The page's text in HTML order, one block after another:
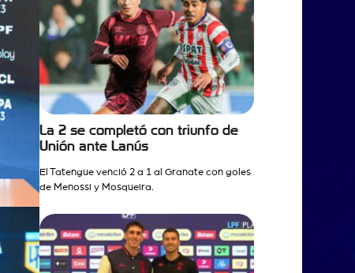
La 2 se completó con triunfo de
Unión ante Lanús
El Tatengue venció 2 a 1 al Granate con goles
de Menossi y Mosqueira.